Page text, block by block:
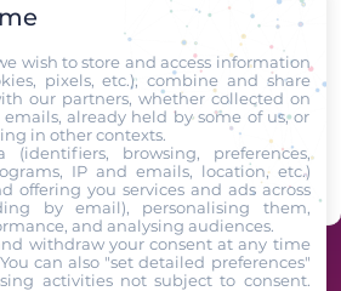
,Youtube etFacebook!
horticoles à votre service depuis 2009 -
wish to store and access information
pixels, etc.), combine and share
our partners, whether collected on
already held by some of us, or
in other contexts.
(identifiers, browsing, preferences,
IP and emails, location, etc.)
offering you services and ads across
by email), personalising them,
and analysing audiences.
withdraw your consent at any time
can also "set detailed preferences"
activities not subject to consent.